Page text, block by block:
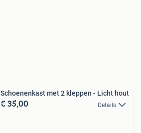
Schoenenkast met 2 kleppen - Licht hout
€ 35,00 Details